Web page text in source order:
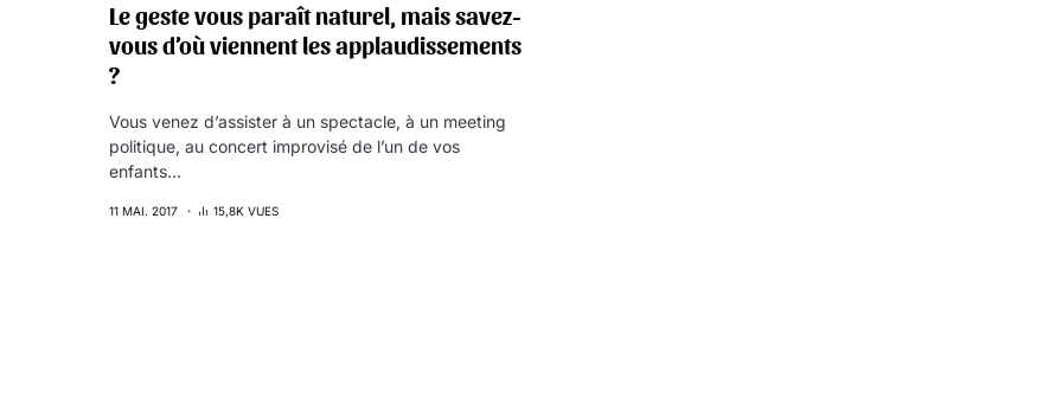
Le geste vous paraît naturel, mais savez-
vous d’où viennent les applaudissements
?
Vous venez d’assister à un spectacle, à un meeting
politique, au concert improvisé de l’un de vos
enfants…
11 MAI. 2017 15,8K VUES